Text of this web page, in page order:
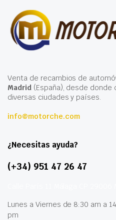
Venta de recambios de
Madrid(España), desde donde
diversas ciudades y países.
info@motorche.com
¿Necesitas ayuda?
(+34) 951 47 26 47
Lunes a Viernes de 8:30 am a
pm